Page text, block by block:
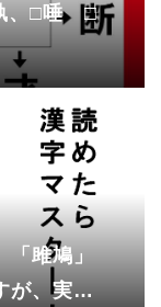
、□唾 □
雎鳩」
が、実は